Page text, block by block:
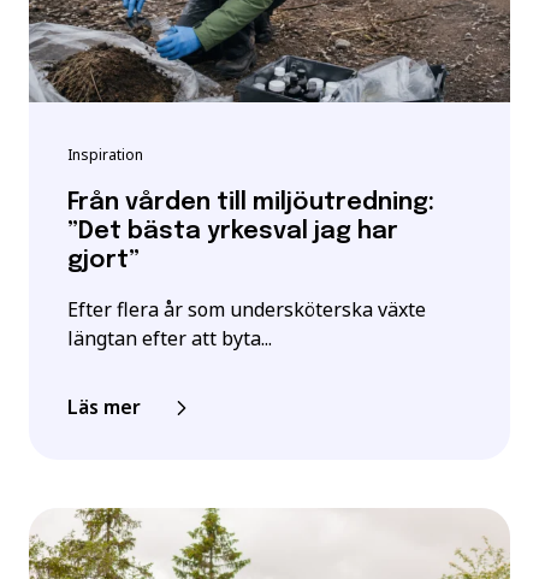
Inspiration
Från vården till miljöutredning:
”Det bästa yrkesval jag har
gjort”
Efter flera år som undersköterska växte
längtan efter att byta...
Läs mer